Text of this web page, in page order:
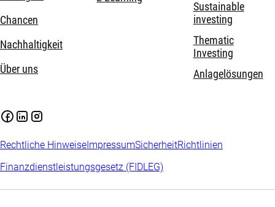
Chancen
Nachhaltigkeit
Über uns
Sustainable
investing
Thematic
Investing
Anlagelösungen
Rechtliche HinweiseImpressumSicherheitRichtlinien
Finanzdienstleistungsgesetz (FIDLEG)